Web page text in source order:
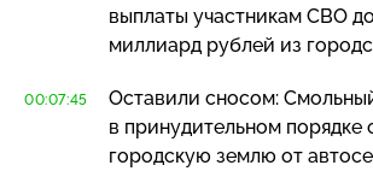
выплаты участникам СВО
миллиард рублей из
00:07:45
Оставили сносом:
в принудительном порядке
городскую землю от